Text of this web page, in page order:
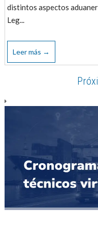
distintos aspectos
Leg...
Leer más →